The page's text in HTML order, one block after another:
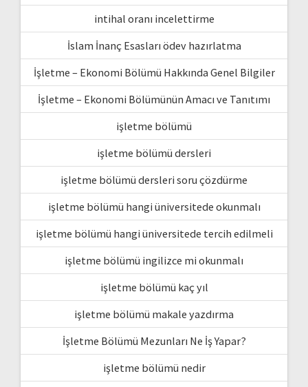
intihal oranı incelettirme
İslam İnanç Esasları ödev hazırlatma
İşletme – Ekonomi Bölümü Hakkında Genel Bilgiler
İşletme – Ekonomi Bölümünün Amacı ve Tanıtımı
işletme bölümü
işletme bölümü dersleri
işletme bölümü dersleri soru çözdürme
işletme bölümü hangi üniversitede okunmalı
işletme bölümü hangi üniversitede tercih edilmeli
işletme bölümü ingilizce mi okunmalı
işletme bölümü kaç yıl
işletme bölümü makale yazdırma
İşletme Bölümü Mezunları Ne İş Yapar?
işletme bölümü nedir